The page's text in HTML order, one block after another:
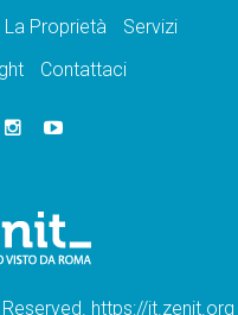
La Proprietà
Servizi
Contattaci
https://it.zenit.org